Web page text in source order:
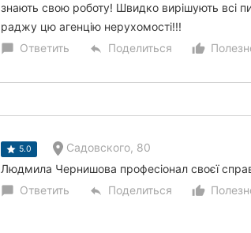
знають свою роботу! Швидко вирішують всі
раджу цю агенцію нерухомості!!!
chat_bubble Ответить reply Поделиться
5.0 Садовского, 80
Людмила Чернишова професіонал своєї
chat_bubble Ответить reply Поделиться